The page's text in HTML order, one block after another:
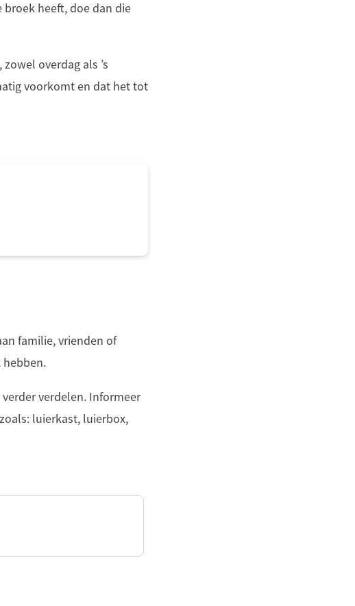
broek heeft, doe dan die
overdag als ’s
voorkomt en dat het tot
familie, vrienden of
hebben.
verdelen. Informeer
luierkast, luierbox,